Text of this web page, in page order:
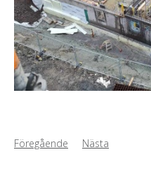
Föregående Nästa